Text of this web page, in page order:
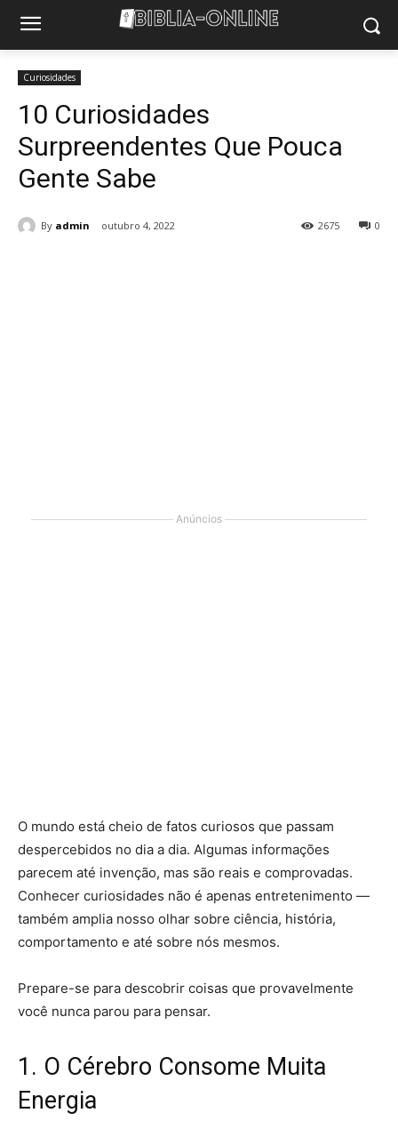
Curiosidades
10 Curiosidades
Surpreendentes Que Pouca
Gente Sabe
By admin outubro 4, 2022 0
2675
Anúncios
O mundo está cheio de fatos curiosos que passam
despercebidos no dia a dia. Algumas informações
parecem até invenção, mas são reais e comprovadas.
Conhecer curiosidades não é apenas entretenimento —
também amplia nosso olhar sobre ciência, história,
comportamento e até sobre nós mesmos.
Prepare-se para descobrir coisas que provavelmente
você nunca parou para pensar.
1. O Cérebro Consome Muita
Energia